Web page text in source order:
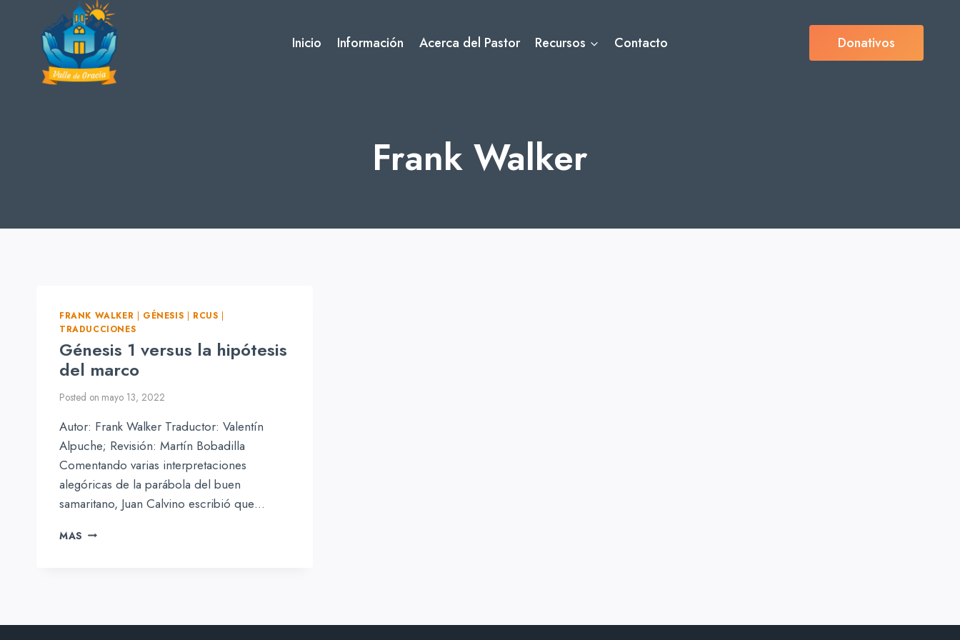
Inicio Información Acerca del Pastor Recursos Contacto Donativos
Frank Walker
FRANK WALKER | GÉNESIS | RCUS |
TRADUCCIONES
Génesis 1 versus la hipótesis
del marco
Posted on mayo 13, 2022
Autor: Frank Walker Traductor: Valentín
Alpuche; Revisión: Martín Bobadilla
Comentando varias interpretaciones
alegóricas de la parábola del buen
samaritano, Juan Calvino escribió que…
MAS GÉNESIS
MARCO